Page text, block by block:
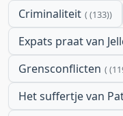
Criminaliteit (133)
Expats praat van
Grensconflicten
Het suffertje van